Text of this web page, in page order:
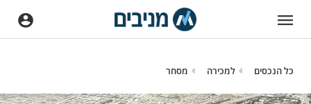
כל הנכסים למכירה מסחר